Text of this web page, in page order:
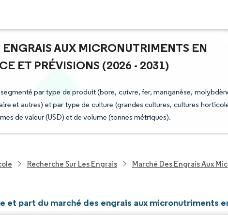
AUX MICRONUTRIMENTS EN
ET PRÉVISIONS (2026 - 2031)
par type de produit (bore, cuivre, fer, manganèse,
et autres) et par type de culture (grandes cultures, cultures
de valeur (USD) et de volume (tonnes métriques).
Recherche Sur Les Engrais Marché Des Engrais Aux
et part du marché des engrais aux micronutriments